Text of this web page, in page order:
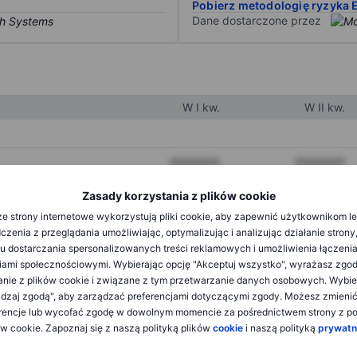
Zasady korzystania z plików cookie
strony internetowe wykorzystują pliki cookie, aby zapewnić użytkownikom
z przeglądania umożliwiając, optymalizując i analizując działanie
dostarczania spersonalizowanych treści reklamowych i umożliwienia
społecznościowymi. Wybierając opcję "Akceptuj wszystko", wyrażasz
z plików cookie i związane z tym przetwarzanie danych osobowych.
zgodą", aby zarządzać preferencjami dotyczącymi zgody. Możesz
lub wycofać zgodę w dowolnym momencie za pośrednictwem strony z
cookie. Zapoznaj się z naszą polityką plików cookie i naszą polityką
Pobierz metodologię ryzyka
Dane dostarczone przez
W I kw. W II kw.
XXXXXXX XXXXXXX
XXXXXXX
XXXXXXX XXXXXXX
XXXXXXX XXXXXXX
XXXXXXX